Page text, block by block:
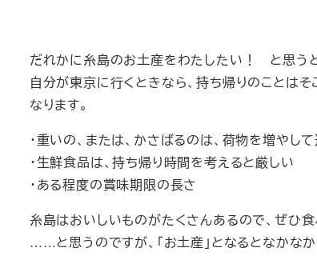
だれかに糸島のお土産をわたしたい！ と思う
自分が東京に行くときなら、持ち帰りのことは
なります。
・重いの、または、かさばるのは、荷物を増やし
・生鮮食品は、持ち帰り時間を考えると厳しい
・ある程度の賞味期限の長さ
糸島はおいしいものがたくさんあるので、ぜひ
……と思うのですが、「お土産」となるとなかなか